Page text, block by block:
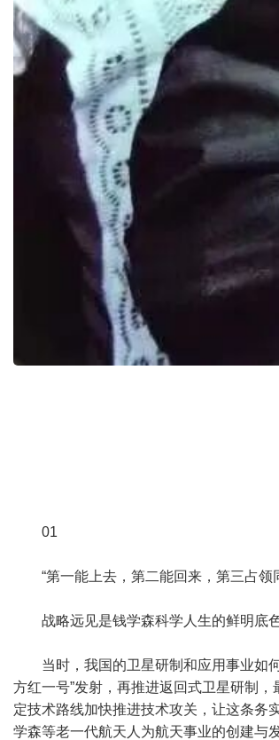
01
“第一能上去，第二能回来，第三占领
战略远见是钱学森科学人生的鲜明底
当时，我国的卫星研制和应用事业如
方红一号”发射，再推进返回式卫星研制
定技术路线加快推进技术攻关，让这条务
学森等老一代航天人为航天事业的创建与